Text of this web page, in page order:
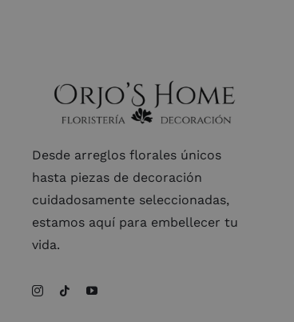
Desde arreglos florales únicos
hasta piezas de decoración
cuidadosamente seleccionadas,
estamos aquí para embellecer tu
vida.